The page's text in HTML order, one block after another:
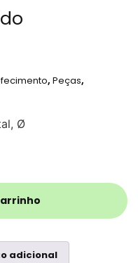
, Peças,
Ø
adicional